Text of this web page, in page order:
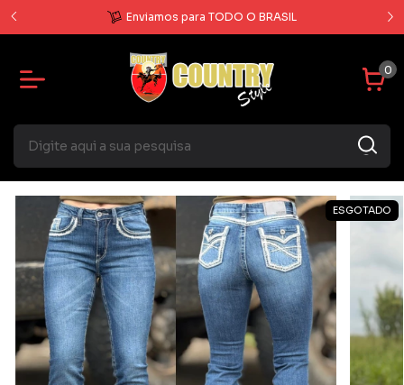
Enviamos para TODO O BRASIL
0
ESGOTADO